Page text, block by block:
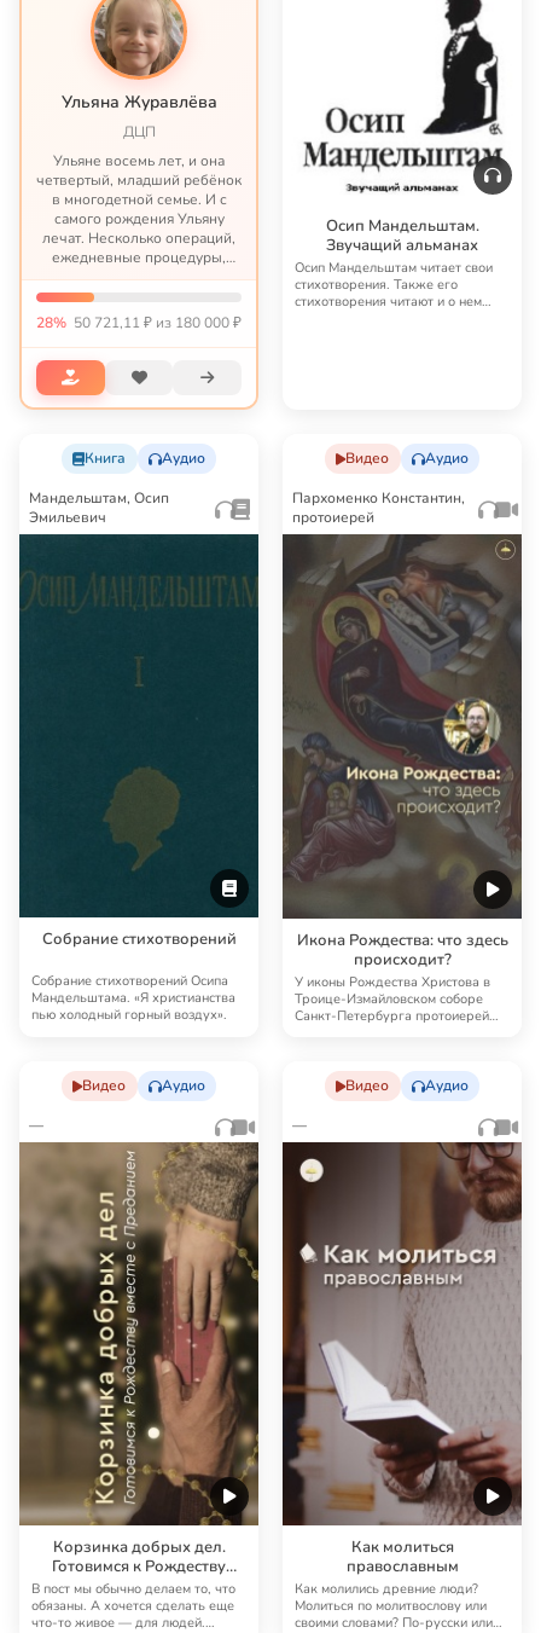
Ульяна Журавлёва
ДЦП
Ульяне восемь лет, и она
четвертый, младший ребёнок
в многодетной семье. И с
самого рождения Ульяну
лечат. Несколько операций,
ежедневные процедуры,
длительные реабилитации и
бесконечные затраты –
такова жизнь этой семьи с
того момента, как Ульяне пр...
28% 50 721,11 ₽ из 180 000 ₽
Осип Мандельштам.
Звучащий альманах
Осип Мандельштам читает свои
стихотворения. Также его
стихотворения читают и о нем
Книга Аудио
Мандельштам, Осип
Эмильевич
Собрание стихотворений
Собрание стихотворений Осипа
Мандельштама. «Я христианства
пью холодный горный воздух».
Видео Аудио
Пархоменко Константин,
протоиерей
Икона Рождества: что здесь
происходит?
У иконы Рождества Христова в
Троице-Измайловском соборе
Санкт-Петербурга протоиерей
Видео Аудио
—
Корзинка добрых дел.
Готовимся к Рождеству
вместе с Преданием
В пост мы обычно делаем то, что
обязаны. А хочется сделать еще
что-то живое — для людей.
Видео Аудио
—
Как молиться
православным
Как молились древние люди?
Молиться по молитвослову или
своими словами? По-русски или